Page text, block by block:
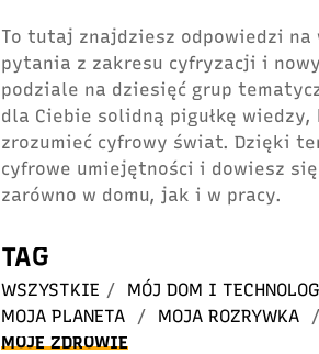
To tutaj znajdziesz odpowiedzi
pytania z zakresu cyfryzacji i
podziale na dziesięć grup
dla Ciebie solidną pigułkę
zrozumieć cyfrowy świat. Dzięki
cyfrowe umiejętności i dowiesz
zarówno w domu, jak i w pracy.
TAG
WSZYSTKIE / MÓJ DOM I
MOJA PLANETA
/ MOJA ROZRYWKA /
MOJE ZDROWIE